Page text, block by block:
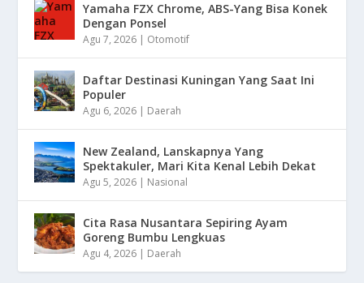
Yamaha FZX Chrome, ABS-Yang Bisa Konek
Dengan Ponsel
Agu 7, 2026 | Otomotif
Daftar Destinasi Kuningan Yang Saat Ini
Populer
Agu 6, 2026 | Daerah
New Zealand, Lanskapnya Yang
Spektakuler, Mari Kita Kenal Lebih Dekat
Agu 5, 2026 | Nasional
Cita Rasa Nusantara Sepiring Ayam
Goreng Bumbu Lengkuas
Agu 4, 2026 | Daerah